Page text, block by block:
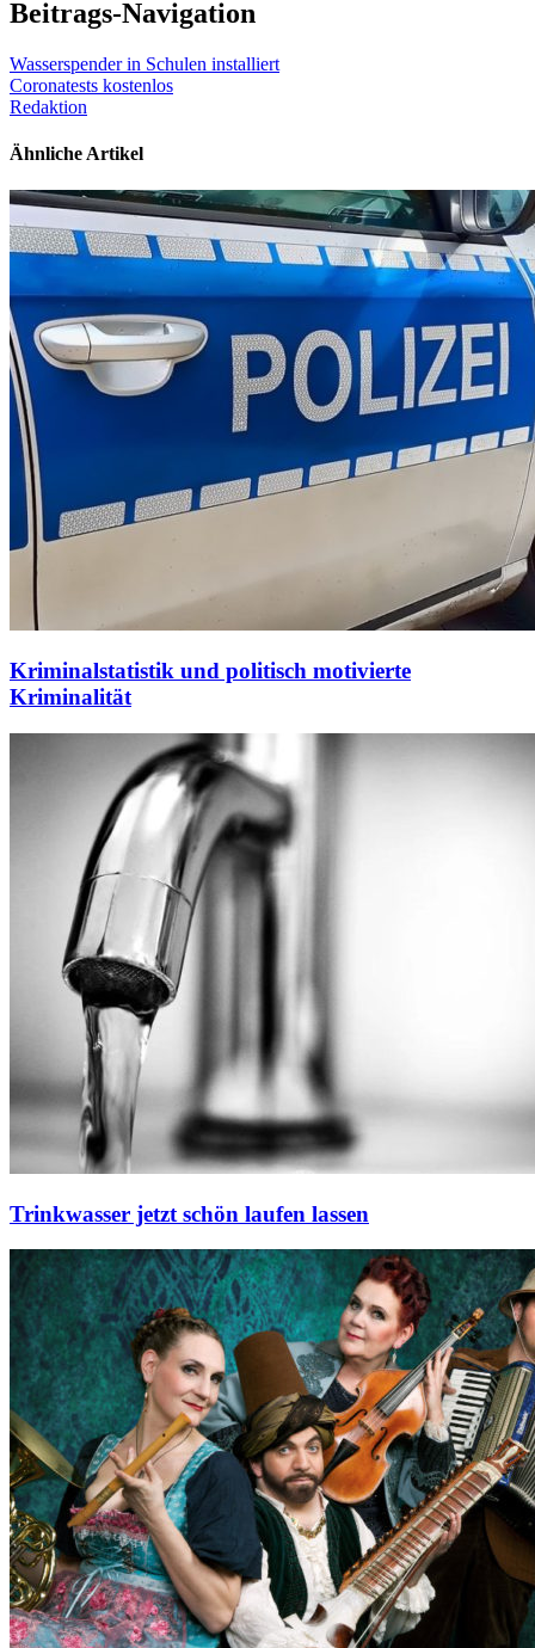
Beitrags-Navigation
Wasserspender in Schulen installiert
Coronatests kostenlos
Redaktion
Ähnliche Artikel
Kriminalstatistik und politisch motivierte
Kriminalität
Trinkwasser jetzt schön laufen lassen